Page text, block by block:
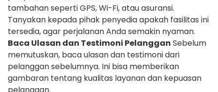
tambahan seperti GPS, Wi-Fi, atau asuransi.
Tanyakan kepada pihak penyedia apakah fasilitas ini
tersedia, agar perjalanan Anda semakin nyaman.
Baca Ulasan dan Testimoni Pelanggan Sebelum
memutuskan, baca ulasan dan testimoni dari
pelanggan sebelumnya. Ini bisa memberikan
gambaran tentang kualitas layanan dan kepuasan